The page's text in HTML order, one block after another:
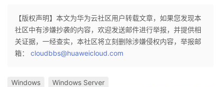
【版权声明】本文为华为云社区用户转载文章，如果您发现本
社区中有涉嫌抄袭的内容，欢迎发送邮件进行举报，并提供相
关证据，一经查实，本社区将立刻删除涉嫌侵权内容，举报邮
箱： cloudbbs@huaweicloud.com
Windows Windows Server